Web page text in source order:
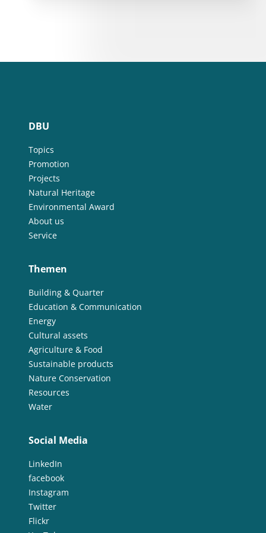
DBU
Topics
Promotion
Projects
Natural Heritage
Environmental Award
About us
Service
Themen
Building & Quarter
Education & Communication
Energy
Cultural assets
Agriculture & Food
Sustainable products
Nature Conservation
Resources
Water
Social Media
LinkedIn
facebook
Instagram
Twitter
Flickr